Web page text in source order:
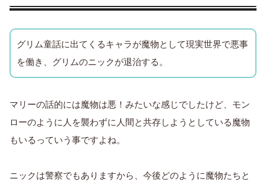
グリム童話に出てくるキャラが魔物として現実世界で悪事
を働き、グリムのニックが退治する。
マリーの話的には魔物は悪！みたいな感じでしたけど、モン
ローのように人を襲わずに人間と共存しようとしている魔物
もいるっていう事ですよね。
ニックは警察でもありますから、今後どのように魔物たちと